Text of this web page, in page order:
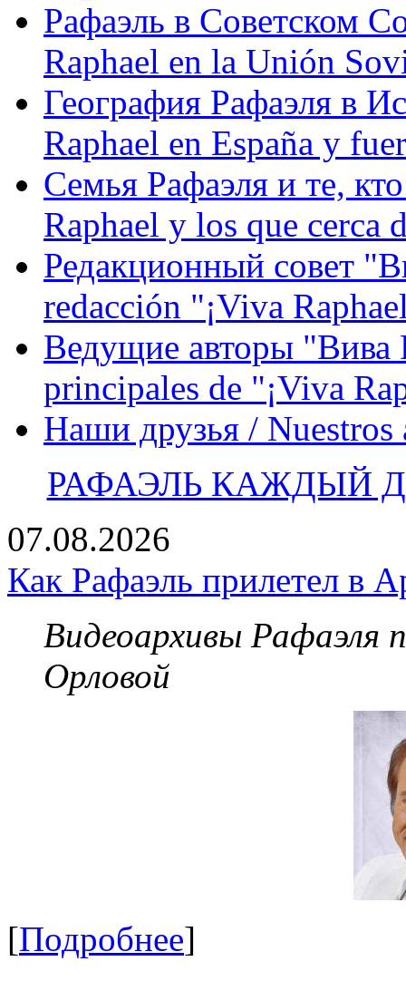
Рафаэль в Советском
Raphael en la Unión
География Рафаэля в
Raphael en España y
Семья Рафаэля и те,
Raphael y los que cerca
Редакционный совет
redacción "¡Viva
Ведущие авторы "Вива
principales de "¡Viva
Наши друзья / Nuestros
РАФАЭЛЬ КАЖДЫЙ
07.08.2026
Как Рафаэль прилетел в
Видеоархивы Рафаэля
Орловой
[Подробнее]